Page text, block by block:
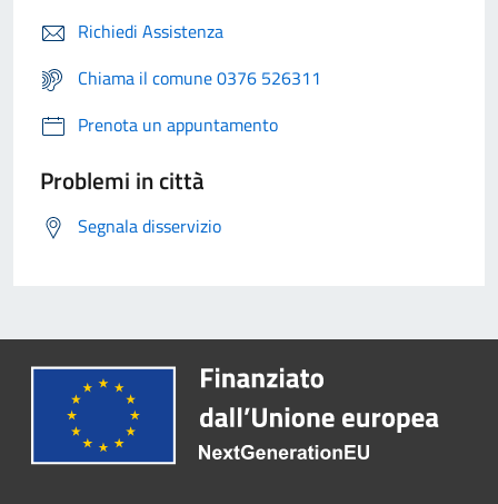
Richiedi Assistenza
Chiama il comune 0376 526311
Prenota un appuntamento
Problemi in città
Segnala disservizio